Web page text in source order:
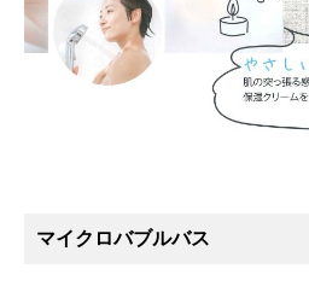
マイクロバブルバス